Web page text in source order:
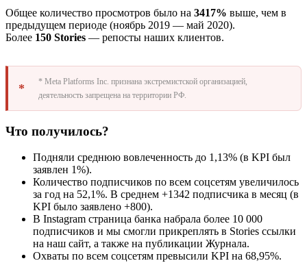
Общее количество просмотров было на 3417% выше, чем в
предыдущем периоде (ноябрь 2019 — май 2020).
Более 150 Stories — репосты наших клиентов.
* Meta Platforms Inc. признана экстремистской организацией,
деятельность запрещена на территории РФ.
Что получилось?
Подняли среднюю вовлеченность до 1,13% (в KPI был
заявлен 1%).
Количество подписчиков по всем соцсетям увеличилось
за год на 52,1%. В среднем +1342 подписчика в месяц (в
KPI было заявлено +800).
В Instagram страница банка набрала более 10 000
подписчиков и мы смогли прикреплять в Stories ссылки
на наш сайт, а также на публикации Журнала.
Охваты по всем соцсетям превысили KPI на 68,95%.